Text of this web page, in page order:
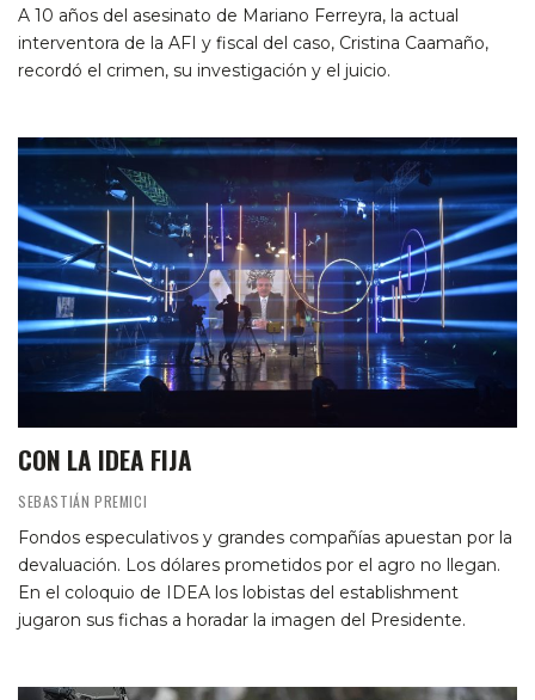
A 10 años del asesinato de Mariano Ferreyra, la actual
interventora de la AFI y fiscal del caso, Cristina Caamaño,
recordó el crimen, su investigación y el juicio.
CON LA IDEA FIJA
SEBASTIÁN PREMICI
Fondos especulativos y grandes compañías apuestan por la
devaluación. Los dólares prometidos por el agro no llegan.
En el coloquio de IDEA los lobistas del establishment
jugaron sus fichas a horadar la imagen del Presidente.